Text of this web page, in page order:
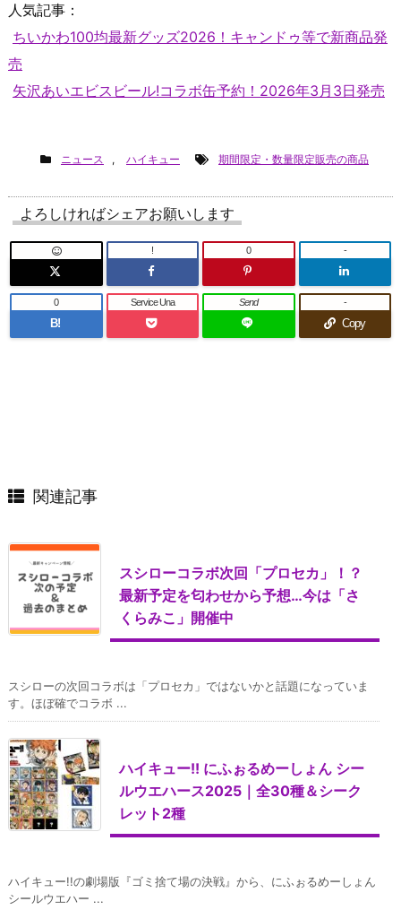
人気記事：
ちいかわ100均最新グッズ2026！キャンドゥ等で新商品発
売
矢沢あいエビスビール!コラボ缶予約！2026年3月3日発売
ニュース , ハイキュー 期間限定・数量限定販売の商品
よろしければシェアお願いします
! 0 -
B!
0 Service Una Send
Copy
-
関連記事
スシローコラボ次回「プロセカ」！？
最新予定を匂わせから予想…今は「さ
くらみこ」開催中
スシローの次回コラボは「プロセカ」ではないかと話題になっていま
す。ほぼ確でコラボ ...
ハイキュー!! にふぉるめーしょん シー
ルウエハース2025｜全30種＆シーク
レット2種
ハイキュー!!の劇場版『ゴミ捨て場の決戦』から、にふぉるめーしょん
シールウエハー ...